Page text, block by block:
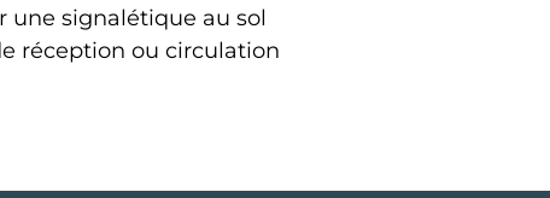
une signalétique au sol
réception ou circulation